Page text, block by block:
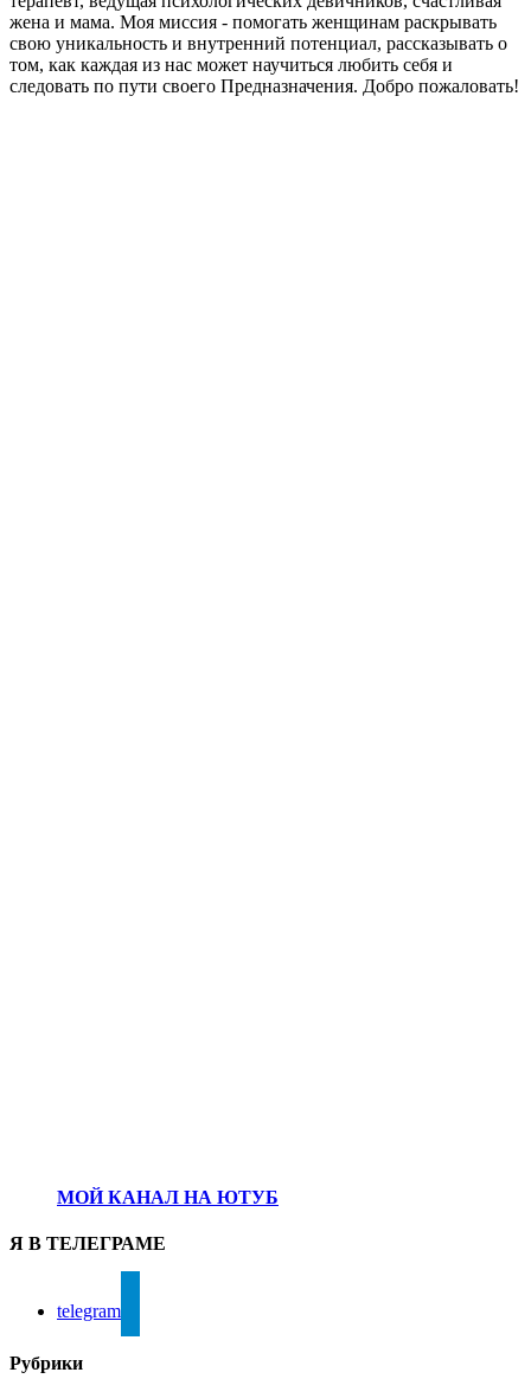
жена и мама. Моя миссия - помогать женщинам раскрывать
свою уникальность и внутренний потенциал, рассказывать о
том, как каждая из нас может научиться любить себя и
следовать по пути своего Предназначения. Добро пожаловать!
МОЙ КАНАЛ НА ЮТУБ
Я В ТЕЛЕГРАМЕ
telegram
Рубрики